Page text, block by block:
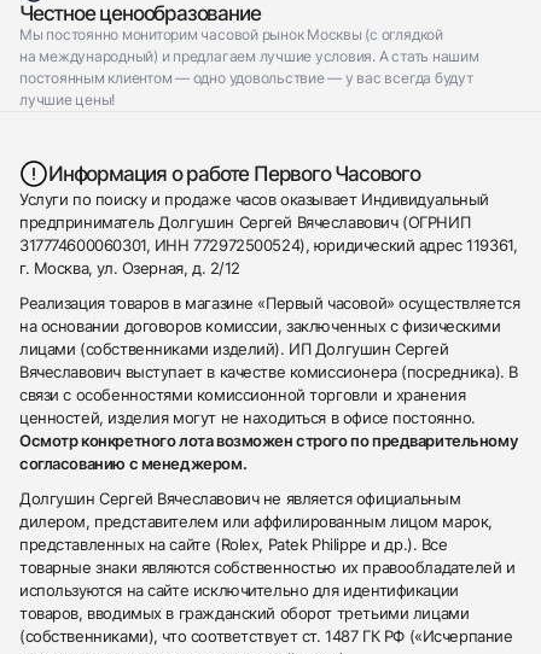
Честное ценообразование
Мы постоянно мониторим часовой рынок Москвы (с оглядкой
на международный) и предлагаем лучшие условия. А стать нашим
постоянным клиентом — одно удовольствие — у вас всегда будут
лучшие цены!
Информация о работе Первого Часового
Услуги по поиску и продаже часов оказывает Индивидуальный
предприниматель Долгушин Сергей Вячеславович (ОГРНИП
317774600060301, ИНН 772972500524), юридический адрес 119361,
г. Москва, ул. Озерная, д. 2/12
Реализация товаров в магазине «Первый часовой» осуществляется
на основании договоров комиссии, заключенных с физическими
лицами (собственниками изделий). ИП Долгушин Сергей
Вячеславович выступает в качестве комиссионера (посредника). В
связи с особенностями комиссионной торговли и хранения
ценностей, изделия могут не находиться в офисе постоянно.
Осмотр конкретного лота возможен строго по предварительному
согласованию с менеджером.
Долгушин Сергей Вячеславович не является официальным
дилером, представителем или аффилированным лицом марок,
представленных на сайте (Rolex, Patek Philippe и др.). Все
товарные знаки являются собственностью их правообладателей и
используются на сайте исключительно для идентификации
товаров, вводимых в гражданский оборот третьими лицами
(собственниками), что соответствует ст. 1487 ГК РФ («Исчерпание